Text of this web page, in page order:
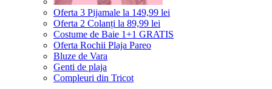
Oferta 3 Pijamale la 149,99 lei
Oferta 2 Colanți la 89,99 lei
Costume de Baie 1+1 GRATIS
Oferta Rochii Plaja Pareo
Bluze de Vara
Genti de plaja
Compleuri din Tricot